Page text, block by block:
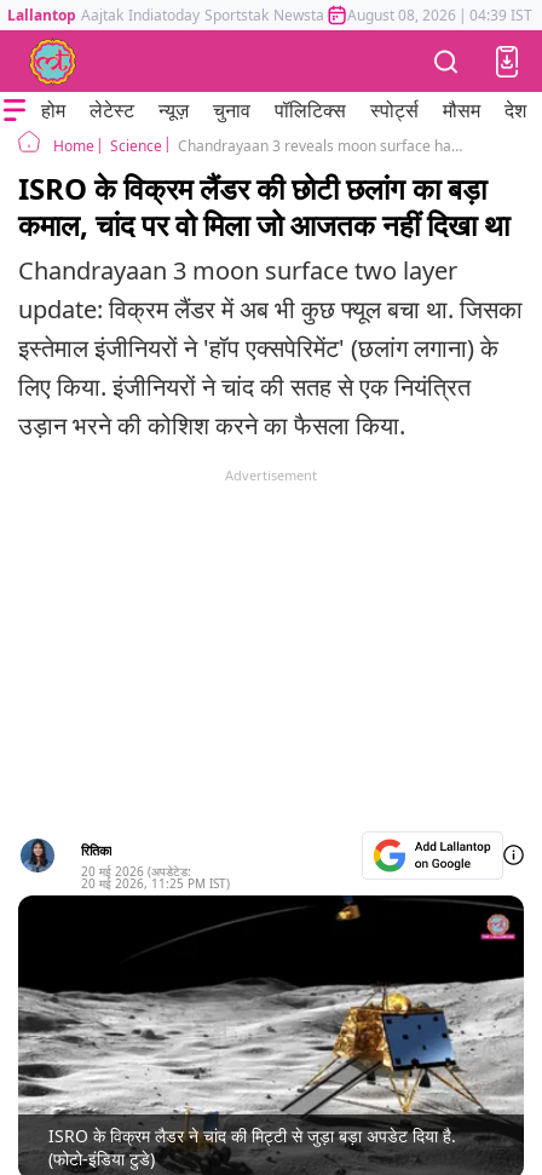
Lallantop Aajtak Indiatoday Sportstak Newstak Mumbai Tak Astrotak
August 08, 2026 | 04:39 IST
होम लेटेस्ट न्यूज़ चुनाव पॉलिटिक्स स्पोर्ट्स मौसम देश
Home Science Chandrayaan 3 reveals moon surface has two layer like cake structure
ISRO के विक्रम लैंडर की छोटी छलांग का बड़ा
कमाल, चांद पर वो मिला जो आजतक नहीं दिखा था
Chandrayaan 3 moon surface two layer
update: विक्रम लैंडर में अब भी कुछ फ्यूल बचा था. जिसका
इस्तेमाल इंजीनियरों ने 'हॉप एक्सपेरिमेंट' (छलांग लगाना) के
लिए किया. इंजीनियरों ने चांद की सतह से एक नियंत्रित
उड़ान भरने की कोशिश करने का फैसला किया.
Advertisement
रितिका
20 मई 2026 (अपडेटेड:
20 मई 2026, 11:25 PM IST)
ISRO के विक्रम लैडर ने चांद की मिट्टी से जुड़ा बड़ा अपडेट दिया है.
(फोटो-इंडिया टुडे)